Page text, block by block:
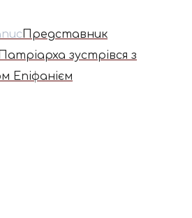
Представник
зустрівся з
Епіфанієм